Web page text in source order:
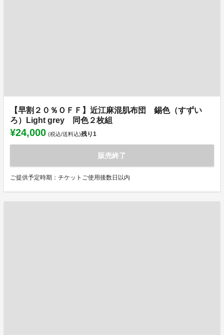
【早割２０％ＯＦＦ】近江麻混肌布団 錫色（すずい
ろ）Light grey 同色２枚組
¥24,000 (税込/送料込)残り1
販売終了
ご提供予定時期：チケットご使用後数日以内